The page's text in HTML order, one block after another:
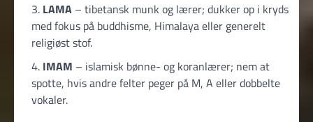
LAMA – tibetansk munk og lærer; dukker op i kryds
med fokus på buddhisme, Himalaya eller generelt
religiøst stof.
IMAM – islamisk bønne- og koranlærer; nem at
spotte, hvis andre felter peger på M, A eller dobbelte
vokaler.